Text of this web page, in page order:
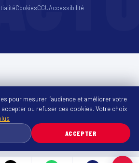
CookiesCGUAccessibilité
pour mesurer l’audience et améliorer votre
accepter ou refuser ces cookies. Votre choix
ACCEPTER